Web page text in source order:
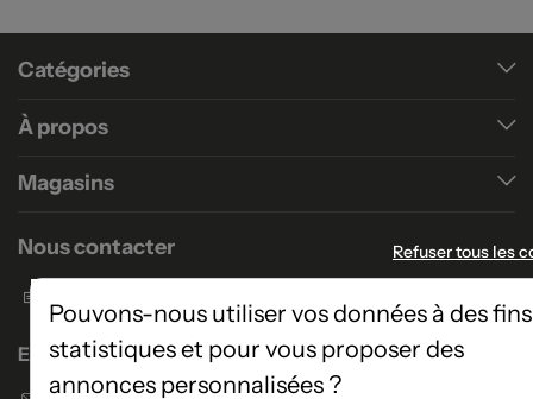
Catégories
À propos
Magasins
Nous contacter
Enseigne Atlas Home
Refuser tous les
Pouvons-nous utiliser vos données à des fins
statistiques et pour vous proposer des
annonces personnalisées ?